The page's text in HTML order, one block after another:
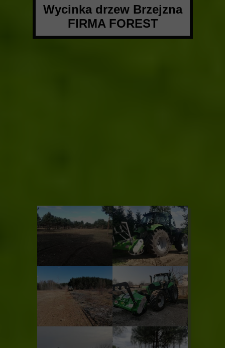
Wycinka drzew Brzejzna
FIRMA FOREST